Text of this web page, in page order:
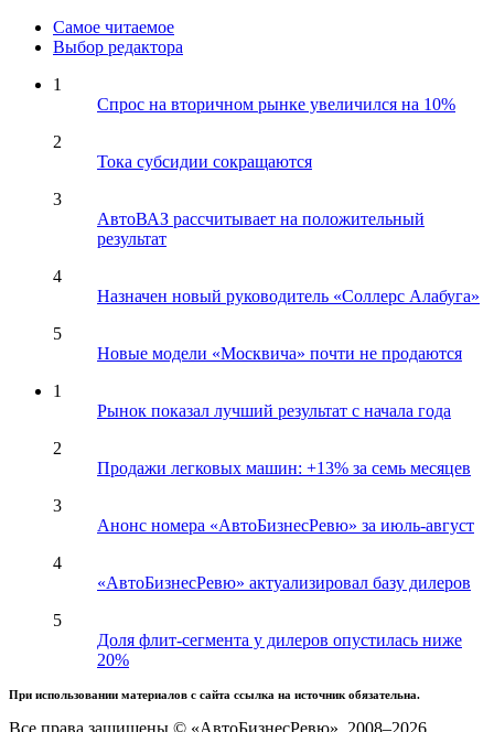
Самое читаемое
Выбор редактора
1
Спрос на вторичном рынке увеличился на 10%
2
Тока субсидии сокращаются
3
АвтоВАЗ рассчитывает на положительный
результат
4
Назначен новый руководитель «Соллерс Алабуга»
5
Новые модели «Москвича» почти не продаются
1
Рынок показал лучший результат с начала года
2
Продажи легковых машин: +13% за семь месяцев
3
Анонс номера «АвтоБизнесРевю» за июль-август
4
«АвтоБизнесРевю» актуализировал базу дилеров
5
Доля флит-сегмента у дилеров опустилась ниже
20%
При использовании материалов с сайта ссылка на источник обязательна.
Все права защищены © «АвтоБизнесРевю», 2008–2026.